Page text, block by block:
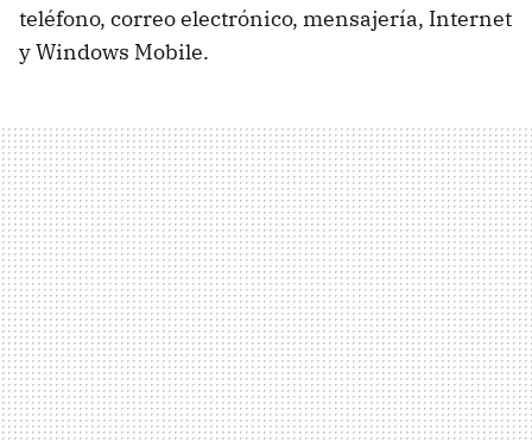
teléfono, correo electrónico, mensajería, Internet
y Windows Mobile.